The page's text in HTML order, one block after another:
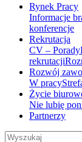
Rynek Pracy
Informacje
konferencje
Rekrutacja
CV – Porady
rekrutacji
Rozwój
W pracy
Życie
Nie lubię
Partnerzy